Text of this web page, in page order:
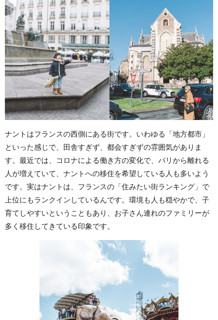
ナントはフランスの西側にある街です。いわゆる「地方都市」
といった感じで、田舎すぎず、都会すぎずの雰囲気がありま
す。最近では、コロナによる働き方の変化で、パリから離れる
人が増えていて、ナントへの移住を希望している人も多いよう
です。実はナントは、フランスの「住みたい街ランキング」で
上位にもランクインしているんです。環境も人も穏やかで、子
育てしやすいということもあり、お子さん連れのファミリーが
多く移住してきている印象です。